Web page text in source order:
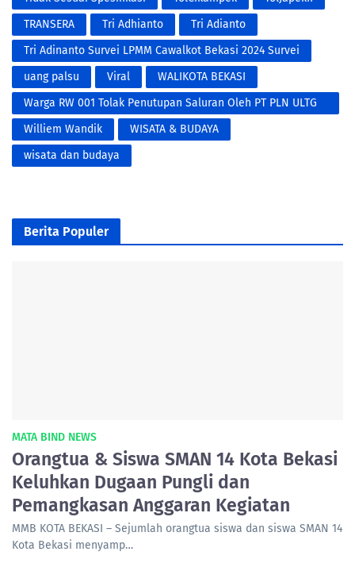
TRANSERA
Tri Adhianto
Tri Adianto
Tri Adinanto Survei LPMM Cawalkot Bekasi 2024 Survei
uang palsu
Viral
WALIKOTA BEKASI
Warga RW 001 Tolak Penutupan Saluran Oleh PT PLN ULTG
Harapan Indah
Williem Wandik
WISATA & BUDAYA
wisata dan budaya
Berita Populer
MATA BIND NEWS
Orangtua & Siswa SMAN 14 Kota Bekasi
Keluhkan Dugaan Pungli dan
Pemangkasan Anggaran Kegiatan
MMB KOTA BEKASI – Sejumlah orangtua siswa dan siswa SMAN 14
Kota Bekasi menyamp…